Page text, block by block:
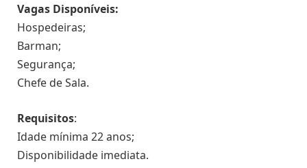
Vagas Disponíveis:
Hospedeiras;
Barman;
Segurança;
Chefe de Sala.
Requisitos:
Idade mínima 22 anos;
Disponibilidade imediata.